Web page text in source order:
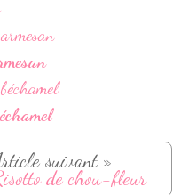
suivant »
de chou-fleur